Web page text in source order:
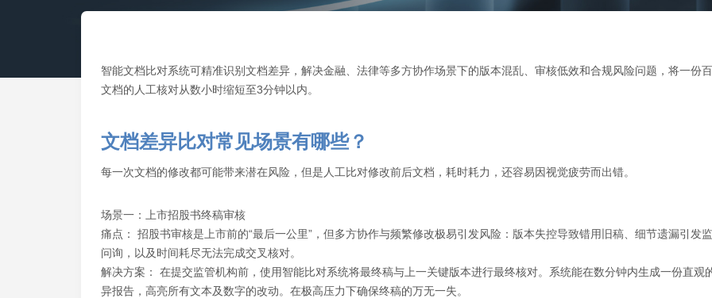
智能文档比对系统可精准识别文档差异，解决金融、法律等多方协作场景下的版本混乱、审核低效和合规风险问题，将一份
文档的人工核对从数小时缩短至3分钟以内。
文档差异比对常见场景有哪些？
每一次文档的修改都可能带来潜在风险，但是人工比对修改前后文档，耗时耗力，还容易因视觉疲劳而出错。
场景一：上市招股书终稿审核
痛点： 招股书审核是上市前的“最后一公里”，但多方协作与频繁修改极易引发风险：版本失控导致错用旧稿、细节遗漏引发
问询，以及时间耗尽无法完成交叉核对。
解决方案： 在提交监管机构前，使用智能比对系统将最终稿与上一关键版本进行最终核对。系统能在数分钟内生成一份直观
异报告，高亮所有文本及数字的改动。在极高压力下确保终稿的万无一失。